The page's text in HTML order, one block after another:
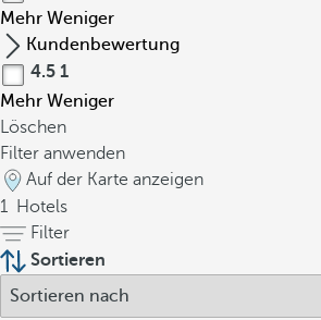
Mehr Weniger
Kundenbewertung
4.5 1
Mehr Weniger
Löschen
Filter anwenden
Auf der Karte anzeigen
1 Hotels
Filter
Sortieren